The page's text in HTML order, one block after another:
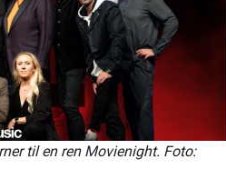
til en ren Movienight. Foto: